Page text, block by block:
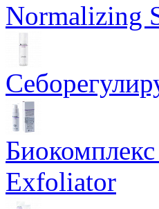
Normalizing
Exfoliator